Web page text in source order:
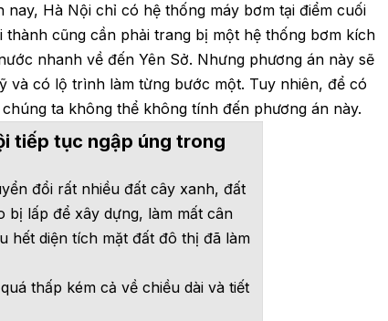
Hà Nội chỉ có hệ thống máy bơm tại điểm cuối
cũng cần phải trang bị một hệ thống bơm kích
nhanh về đến Yên Sở. Nhưng phương án này sẽ
và có lộ trình làm từng bước một. Tuy nhiên, để có
ta không thể không tính đến phương án này.
tiếp tục ngập úng trong
đổi rất nhiều đất cây xanh, đất
bị lấp để xây dựng, làm mất cân
hết diện tích mặt đất đô thị đã làm
thấp kém cả về chiều dài và tiết